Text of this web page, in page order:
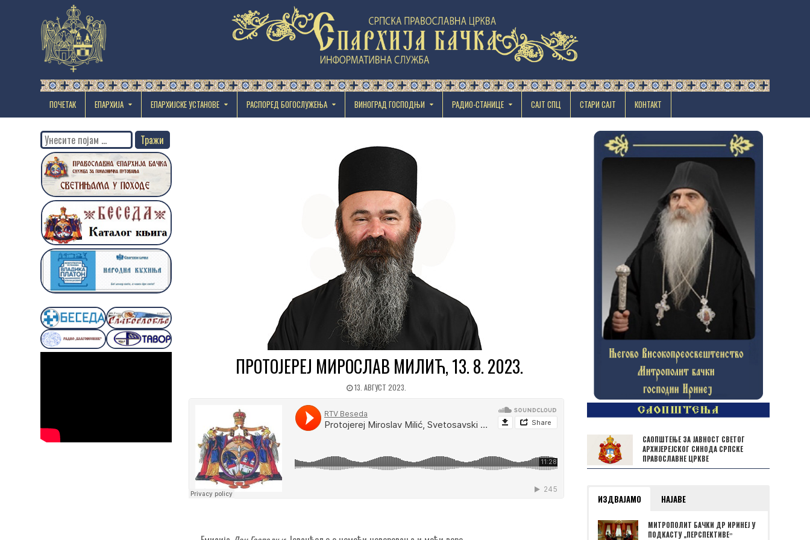
ПОЧЕТАК ЕПАРХИЈА EПАРХИЈСКЕ УСТАНОВЕ РАСПОРЕД БОГОСЛУЖЕЊА ВИНОГРАД ГОСПОДЊИ РАДИО-СТАНИЦЕ САЈТ СПЦ СТАРИ САЈТ КОНТАКТ
ПРОТОЈЕРЕЈ МИРОСЛАВ МИЛИЋ, 13. 8. 2023.
13. АВГУСТ 2023.
Search
for:
САОПШТЕЊЕ ЗА ЈАВНОСТ СВЕТОГ
АРХИЈЕРЕЈСКОГ СИНОДА СРПСКЕ
ПРАВОСЛАВНЕ ЦРКВЕ
ИЗДВАЈАМО НАЈАВЕ
МИТРОПОЛИТ БАЧКИ ДР ИРИНЕЈ У
ПОДКАСТУ „ПЕРСПЕКТИВЕˮ